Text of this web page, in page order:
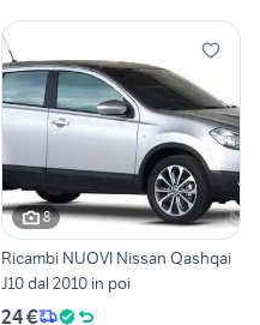
8
Ricambi NUOVI Nissan Qashqai
J10 dal 2010 in poi
24 €